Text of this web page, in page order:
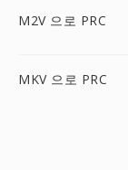
M2V 으로 PRC
MKV 으로 PRC